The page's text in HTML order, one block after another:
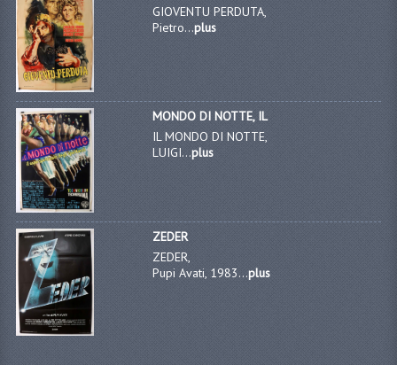
GIOVENTU PERDUTA,
Pietro...plus
MONDO DI NOTTE, IL
IL MONDO DI NOTTE,
LUIGI...plus
ZEDER
ZEDER,
Pupi Avati, 1983...plus